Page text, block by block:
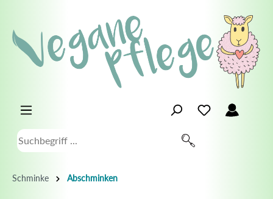
Schminke Abschminken